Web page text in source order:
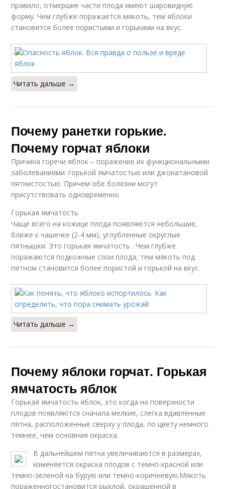
правило, отмершие части плода имеют шаровидную
форму. Чем глубже поражается мякоть, тем яблоки
становятся более пористыми и горькими на вкус.
Читать дальше →
Почему ранетки горькие.
Почему горчат яблоки
Причина горечи яблок – поражение их функциональными
заболеваниями: горькой ямчатостью или джонатановой
пятнистостью. Причем обе болезни могут
присутствовать одновременно.
Горькая ямчатость
Чаще всего на кожице плода появляются небольшие,
ближе к чашечке (2-4 мм), углубленные округлые
пятнышки. Это горькая ямчатость . Чем глубже
поражаются подкожные слои плода, тем мякоть под
пятном становится более пористой и горькой на вкус.
Читать дальше →
Почему яблоки горчат. Горькая
ямчатость яблок
Горькая ямчатость яблок, это когда на поверхности
плодов появляются сначала мелкие, слегка вдавленные
пятна, расположенные сверху у плода, по цвету немного
темнее, чем основная окраска.
В дальнейшем пятна увеличиваются в размерах,
изменяется окраска плодов с темно-красной или
темно-зеленой на бурую или темно-коричневую.Мякоть
пораженногостановится рыхлой, окрашенной в